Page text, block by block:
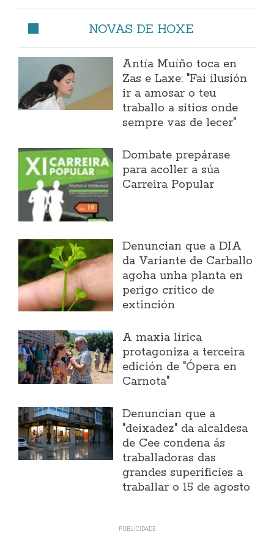
NOVAS DE HOXE
Antía Muíño toca en
Zas e Laxe: "Fai ilusión
ir a amosar o teu
traballo a sitios onde
sempre vas de lecer"
Dombate prepárase
para acoller a súa
Carreira Popular
Denuncian que a DIA
da Variante de Carballo
agoha unha planta en
perigo crítico de
extinción
A maxia lírica
protagoniza a terceira
edición de "Ópera en
Carnota"
Denuncian que a
"deixadez" da alcaldesa
de Cee condena ás
traballadoras das
grandes superificies a
traballar o 15 de agosto